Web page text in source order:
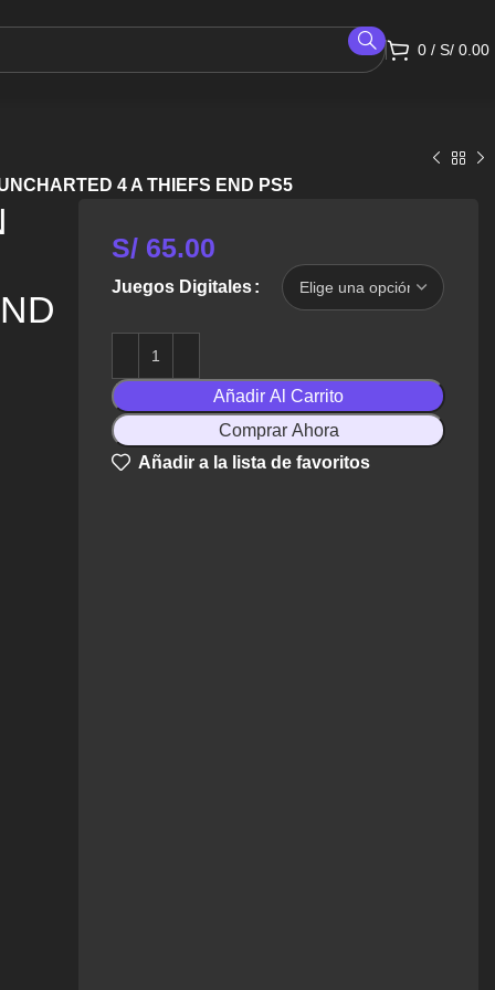
0 / S/ 0.00
4 A THIEFS END PS5
S/ 65.00
Juegos Digitales
Añadir Al Carrito
Comprar Ahora
Añadir a la lista de favoritos